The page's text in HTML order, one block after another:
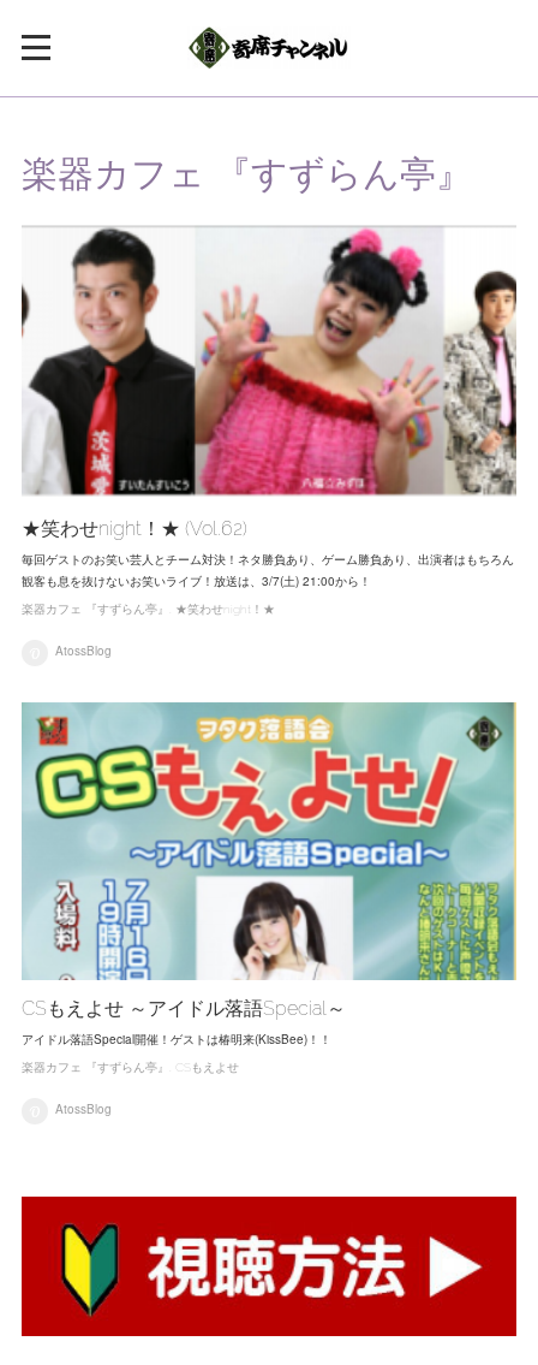
楽器カフェ 『すずらん亭』
★笑わせnight！★ (Vol.62)
毎回ゲストのお笑い芸人とチーム対決！ネタ勝負あり、ゲーム勝負あり、出演者はもちろん
観客も息を抜けないお笑いライブ！放送は、3/7(土) 21:00から！
楽器カフェ 『すずらん亭』 ★笑わせnight！★
AtossBlog
CSもえよせ ～アイドル落語Special～
アイドル落語Special開催！ゲストは椿明来(KissBee)！！
楽器カフェ 『すずらん亭』 CSもえよせ
AtossBlog